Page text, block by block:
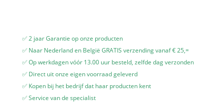
✅ 2 jaar Garantie op onze producten
✅ Naar Nederland en België GRATIS verzending vanaf € 25,=
✅ Op werkdagen vóór 13.00 uur besteld, zelfde dag verzonden
✅ Direct uit onze eigen voorraad geleverd
✅ Kopen bij het bedrijf dat haar producten kent
✅ Service van de specialist